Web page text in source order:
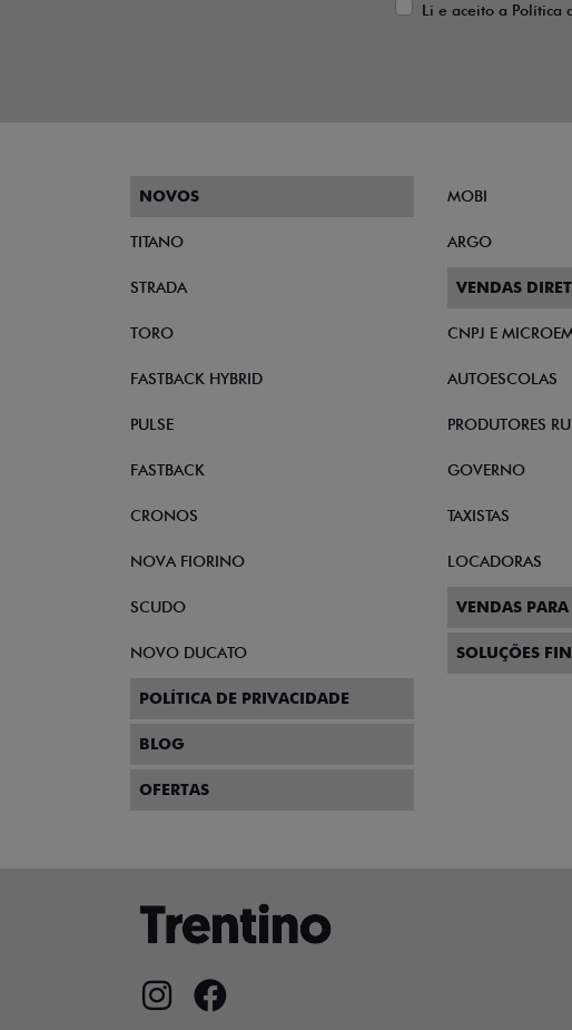
Li e aceito a Política
NOVOS
TITANO
STRADA
TORO
FASTBACK HYBRID
PULSE
FASTBACK
CRONOS
NOVA FIORINO
SCUDO
NOVO DUCATO
MOBI
ARGO
VENDAS
CNPJ E
AUTOESCOLAS
PRODUTORES
GOVERNO
TAXISTAS
LOCADORAS
VENDAS PARA
SOLUÇÕES
POLÍTICA DE PRIVACIDADE
BLOG
OFERTAS